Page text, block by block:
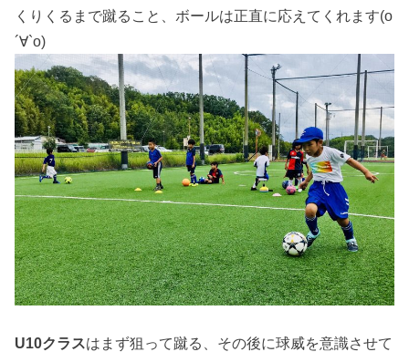
くりくるまで蹴ること、ボールは正直に応えてくれます(о
´∀`о)
U10クラスはまず狙って蹴る、その後に球威を意識させて